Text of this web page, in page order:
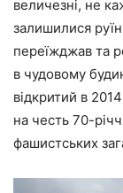
величезні, не
залишилися
переїжджав та
в чудовому
відкритий в
на честь 70-
фашистських